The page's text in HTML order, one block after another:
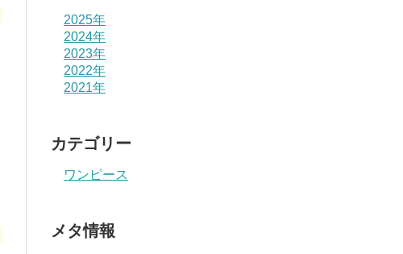
2025年
2024年
2023年
2022年
2021年
カテゴリー
ワンピース
メタ情報